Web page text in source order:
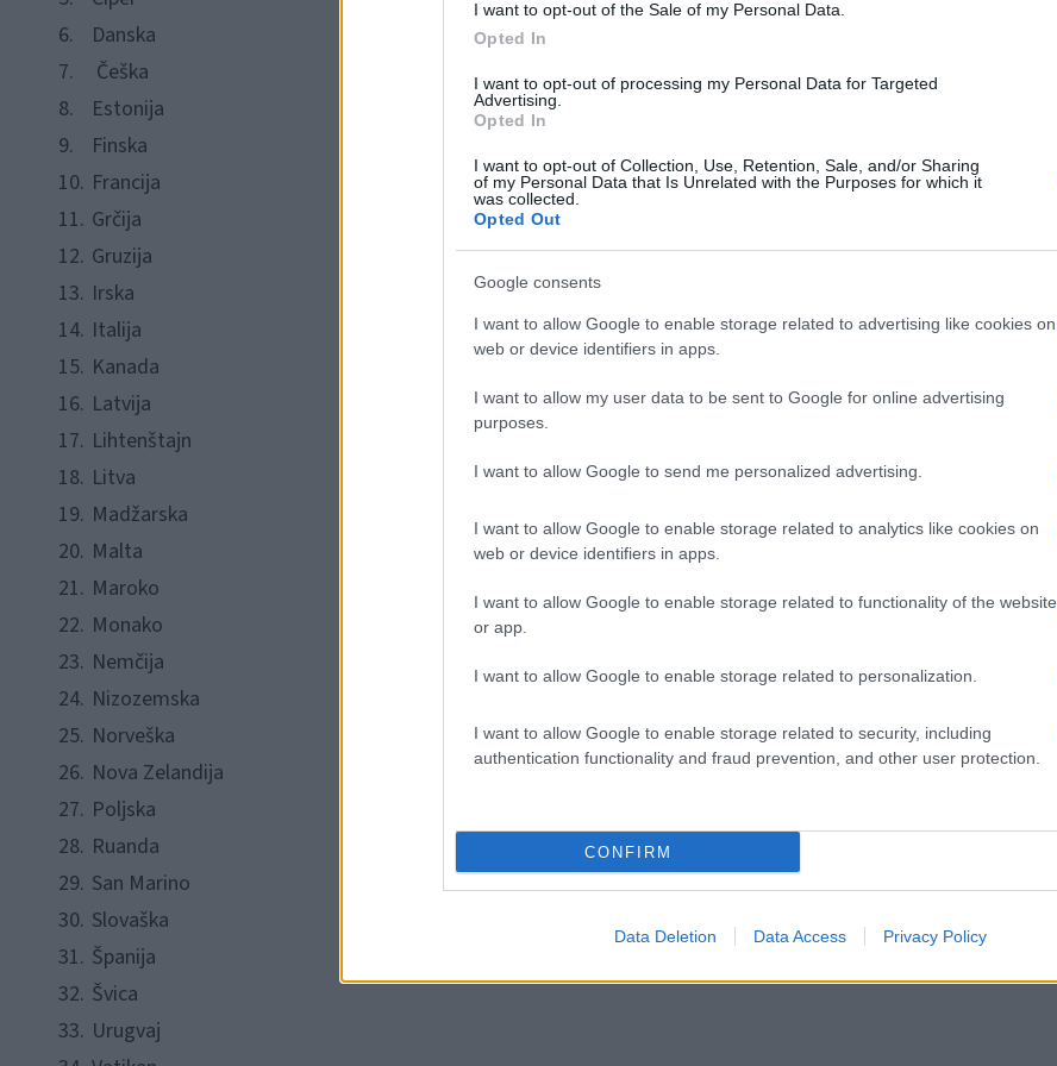
I want to opt-out of the Sale of my Personal Data.
Opted In
I want to opt-out of processing my Personal Data for Targeted
Advertising.
Opted In
I want to opt-out of Collection, Use, Retention, Sale, and/or Sharing
of my Personal Data that Is Unrelated with the Purposes for which it
was collected.
Opted Out
Google consents
I want to allow Google to enable storage related to advertising like cookies on
web or device identifiers in apps.
I want to allow my user data to be sent to Google for online advertising
purposes.
I want to allow Google to send me personalized advertising.
I want to allow Google to enable storage related to analytics like cookies on
web or device identifiers in apps.
I want to allow Google to enable storage related to functionality of the website
or app.
I want to allow Google to enable storage related to personalization.
I want to allow Google to enable storage related to security, including
authentication functionality and fraud prevention, and other user protection.
CONFIRM
Data Deletion Data Access Privacy Policy
6.
Danska
7.
Češka
8.
Estonija
9.
Finska
10. Francija
11. Grčija
12. Gruzija
13. Irska
14. Italija
15. Kanada
16. Latvija
17. Lihtenštajn
18. Litva
19. Madžarska
20. Malta
21. Maroko
22. Monako
23. Nemčija
24. Nizozemska
25. Norveška
26. Nova Zelandija
27. Poljska
28. Ruanda
29. San Marino
30. Slovaška
31. Španija
32. Švica
33. Urugvaj